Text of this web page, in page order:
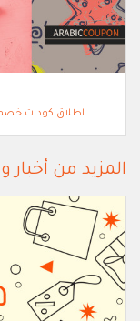
اطلاق كودات
المزيد من